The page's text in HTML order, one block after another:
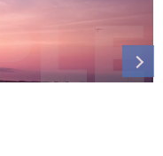
Next